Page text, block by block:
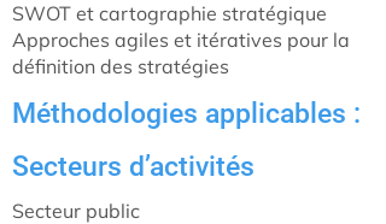
SWOT et cartographie stratégique
Approches agiles et itératives pour la
définition des stratégies
Méthodologies applicables :
Secteurs d’activités
Secteur public